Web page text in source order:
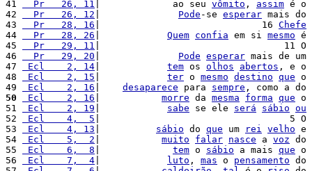
41
  Pr   26, 11
|             ao seu vômito , assim é o
42
  Pr   26, 12
Pode -se esperar mais do
43
  Pr   28, 16
|                             16 Chefe
44
  Pr   28, 26
Quem confia em si mesmo é
45
  Pr   29, 11
|                                 11 O
46
  Pr   29, 20
Pode esperar mais de um
47
Ecl    2, 14 tem os olhos abertos , e o
48
Ecl    2, 15 ter o mesmo destino que o
49
Ecl    2, 16 desaparece para sempre , como a do
50
Ecl    2, 16 morre da mesma forma que o
51
Ecl    2, 19 sabe se ele será sábio ou
52
Ecl    4,  5 |                                  5 O
53
Ecl    4, 13 sábio do que um rei velho e
54
Ecl    5,  2 muito falar nasce a voz do
55
Ecl    6,  8 tem o sábio a mais que o
56
Ecl    7,  4 luto , mas o pensamento do